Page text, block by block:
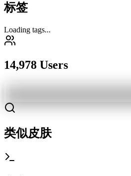
标签
Loading tags...
14,978 Users
类似皮肤